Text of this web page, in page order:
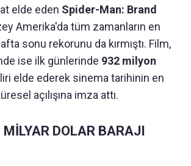
elde eden Spider-Man: Brand
Amerika'da tüm zamanların en
sonu rekorunu da kırmıştı. Film,
ise ilk günlerinde 932 milyon
elde ederek sinema tarihinin en
açılışına imza attı.
MİLYAR DOLAR BARAJI